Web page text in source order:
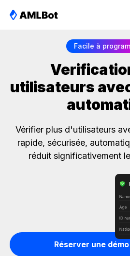
Facile à
utilisateurs
Vérifier plus d'utilisateurs
rapide, sécurisée,
réduit significativement
Réserver une